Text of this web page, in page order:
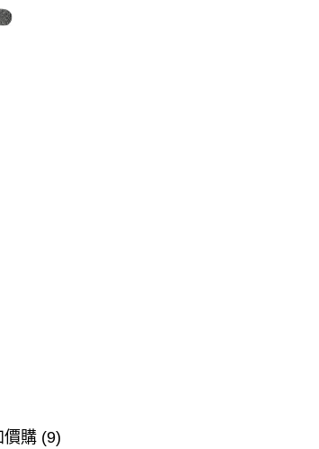
價購 (9)